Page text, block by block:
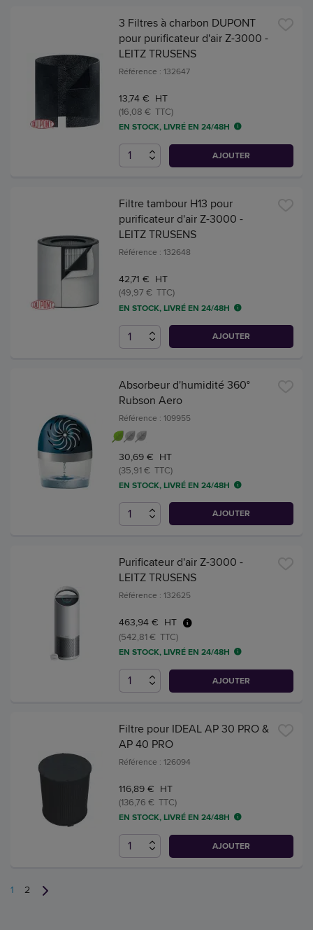
3 Filtres à charbon DUPONT
pour purificateur d'air Z-3000 -
LEITZ TRUSENS
Référence : 132647
13,74 € HT
(16,08 € TTC)
EN STOCK, LIVRÉ EN 24/48H
AJOUTER
Filtre tambour H13 pour
purificateur d'air Z-3000 -
LEITZ TRUSENS
Référence : 132648
42,71 € HT
(49,97 € TTC)
EN STOCK, LIVRÉ EN 24/48H
AJOUTER
Absorbeur d'humidité 360°
Rubson Aero
Référence : 109955
30,69 € HT
(35,91 € TTC)
EN STOCK, LIVRÉ EN 24/48H
AJOUTER
Purificateur d'air Z-3000 -
LEITZ TRUSENS
Référence : 132625
463,94 € HT
(542,81 € TTC)
EN STOCK, LIVRÉ EN 24/48H
AJOUTER
Filtre pour IDEAL AP 30 PRO &
AP 40 PRO
Référence : 126094
116,89 € HT
(136,76 € TTC)
EN STOCK, LIVRÉ EN 24/48H
AJOUTER
1 2